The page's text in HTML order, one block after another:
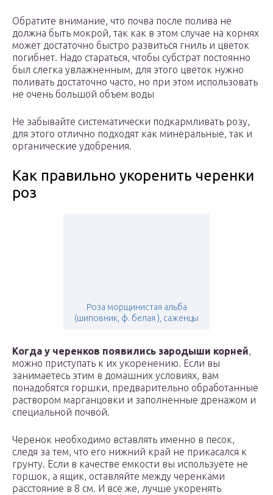
Обратите внимание, что почва после полива не
должна быть мокрой, так как в этом случае на корнях
может достаточно быстро развиться гниль и цветок
погибнет. Надо стараться, чтобы субстрат постоянно
был слегка увлажненным, для этого цветок нужно
поливать достаточно часто, но при этом использовать
не очень большой объем воды
Не забывайте систематически подкармливать розу,
для этого отлично подходят как минеральные, так и
органические удобрения.
Как правильно укоренить черенки
роз
Роза морщинистая альба
(шиповник, ф. белая ), саженцы
Когда у черенков появились зародыши корней,
можно приступать к их укоренению. Если вы
занимаетесь этим в домашних условиях, вам
понадобятся горшки, предварительно обработанные
раствором марганцовки и заполненные дренажом и
специальной почвой.
Черенок необходимо вставлять именно в песок,
следя за тем, что его нижний край не прикасался к
грунту. Если в качестве емкости вы используете не
горшок, а ящик, оставляйте между черенками
расстояние в 8 см. И все же, лучше укоренять